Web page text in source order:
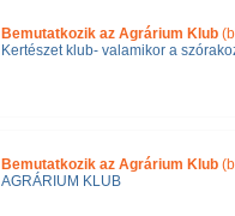
Bemutatkozik az Agrárium Klub
Kertészet klub- valamikor a
Bemutatkozik az Agrárium Klub
AGRÁRIUM KLUB